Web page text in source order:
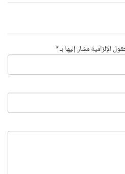
الإلزامية مشار إليها بـ *